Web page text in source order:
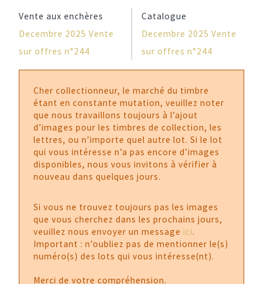
Vente aux enchères
Decembre 2025 Vente
sur offres n°244
Catalogue
Decembre 2025 Vente
sur offres n°244
Cher collectionneur, le marché du timbre
étant en constante mutation, veuillez noter
que nous travaillons toujours à l’ajout
d’images pour les timbres de collection, les
lettres, ou n’importe quel autre lot. Si le lot
qui vous intéresse n’a pas encore d’images
disponibles, nous vous invitons à vérifier à
nouveau dans quelques jours.
Si vous ne trouvez toujours pas les images
que vous cherchez dans les prochains jours,
veuillez nous envoyer un message ici.
Important : n’oubliez pas de mentionner le(s)
numéro(s) des lots qui vous intéresse(nt).
Merci de votre compréhension.